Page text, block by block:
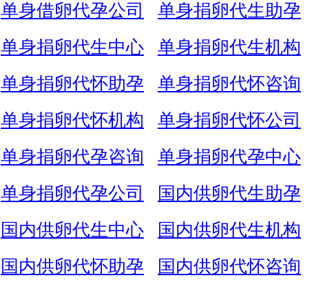
单身借卵代孕公司
单身捐卵代生助孕
单身捐卵代生中心
单身捐卵代生机构
单身捐卵代怀助孕
单身捐卵代怀咨询
单身捐卵代怀机构
单身捐卵代怀公司
单身捐卵代孕咨询
单身捐卵代孕中心
单身捐卵代孕公司
国内供卵代生助孕
国内供卵代生中心
国内供卵代生机构
国内供卵代怀助孕
国内供卵代怀咨询